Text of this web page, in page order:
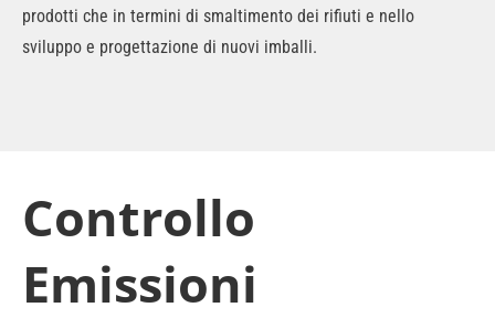
prodotti che in termini di smaltimento dei rifiuti e nello
sviluppo e progettazione di nuovi imballi.
Controllo
Emissioni